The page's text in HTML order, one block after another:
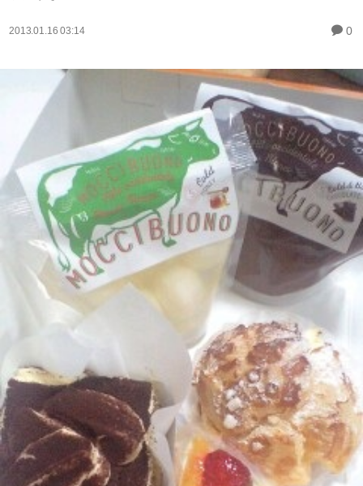
2013.01.16 03:14 0